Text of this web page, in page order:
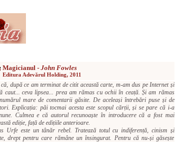
Magicianul - John Fowles
Editura Adevărul Holding, 2011
după ce am terminat de citit această carte, m-am dus pe Internet și
caut... ceva lipsea... prea am rămas cu ochii în ceață. Și am rămas
mare de comentarii găsite. De aceleași întrebări puse și de
Explicația: păi tocmai acesta este scopul cărții, și se pare că i-a
Culmea e că autorul recunoaște în introducere că a fost mai
ediție, față de edițiile anterioare.
este un tânăr rebel. Tratează totul cu indiferență, cinism și
drept pentru care rămâne un însingurat. Pentru că nu-și găsește